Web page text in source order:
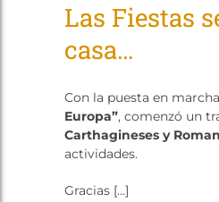
Las Fiestas
casa…
Con la puesta en
Europa”, comenzó un
Carthagineses y
actividades.
Gracias […]